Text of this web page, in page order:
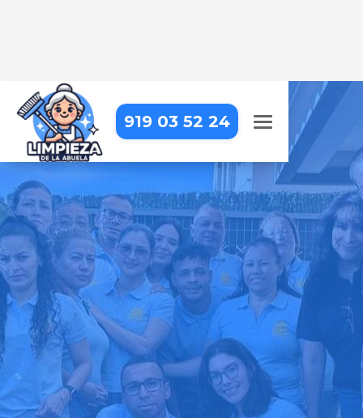
919 03 52 24
LIMPIEZA A DOMICILIO EN
ROBLEDO DE CHAVELA
Tu hogar siempre estará impecable
con nosotros – profesionales de
confianza que cuidan cada detalle
Pide tu presupuesto gratis
Llama hoy: 919 03 52 24